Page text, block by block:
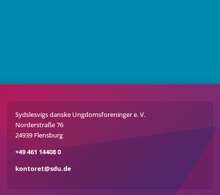
Sydslesvigs danske Ungdomsforeninger e. V.
Norderstraße 76
24939 Flensburg
+49 461 14408 0
kontoret@sdu.de